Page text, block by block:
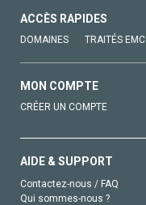
ACCÈS RAPIDES
DOMAINES TRAITÉS EMC
MON COMPTE
CRÉER UN COMPTE
AIDE & SUPPORT
Contactez-nous / FAQ
Qui sommes-nous ?